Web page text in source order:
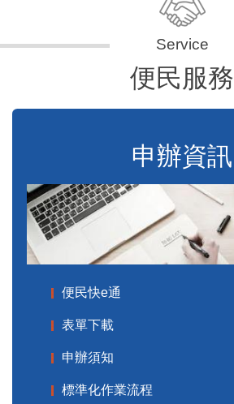
便民服務
申辦資訊
便民快e通
表單下載
申辦須知
標準化作業流程